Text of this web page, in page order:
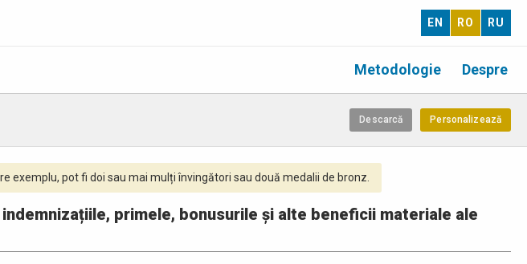
EN RO RU
Despre
Metodologie
Personalizează
Descarcă
exemplu, pot fi doi sau mai mulți învingători sau două medalii de bronz.
primele, bonusurile și alte beneficii materiale ale